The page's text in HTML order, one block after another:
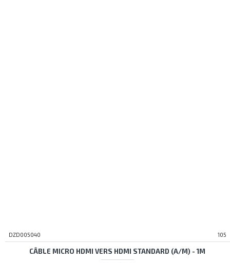
DZD005040 105
CÂBLE MICRO HDMI VERS HDMI STANDARD (A/M) - 1M